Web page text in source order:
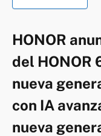
HONOR
del HONOR
nueva
con IA
nueva